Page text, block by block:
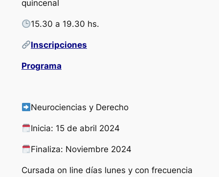
quincenal
15.30 a 19.30 hs.
Inscripciones
Programa
Neurociencias y Derecho
Inicia: 15 de abril 2024
Finaliza: Noviembre 2024
Cursada on line días lunes y con frecuencia